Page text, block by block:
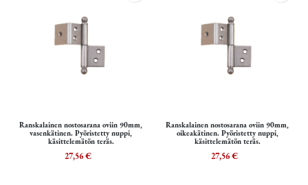
Ranskalainen nostosarana oviin 90mm,
vasenkätinen. Pyöristetty nuppi,
käsittelemätön teräs.
27,56€
Ranskalainen nostosarana oviin 90mm,
oikeakätinen. Pyöristetty nuppi,
käsittelemätön teräs.
27,56€